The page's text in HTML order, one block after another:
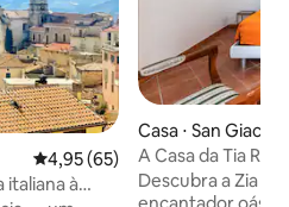
4,95 de uma avaliação média
4,95 (65)
italiana à
Casa ⋅ San
ni
A Casa da Tia Rita
Descubra a Zia